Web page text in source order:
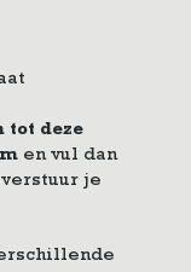
tot deze
en vul dan
je